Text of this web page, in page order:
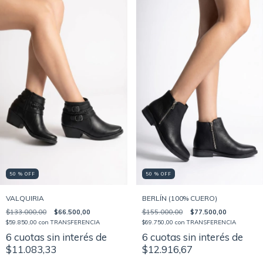
50 % OFF
VALQUIRIA
$133.000,00 $66.500,00
$59.850,00 con TRANSFERENCIA
6 cuotas sin interés de
$11.083,33
50 % OFF
BERLÍN (100% CUERO)
$155.000,00 $77.500,00
$69.750,00 con TRANSFERENCIA
6 cuotas sin interés de
$12.916,67